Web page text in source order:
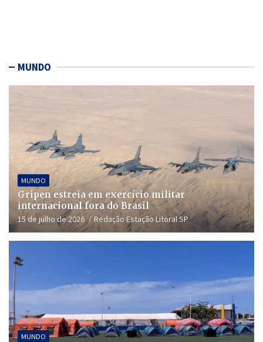
MUNDO
MUNDO
Gripen estreia em exercício militar
internacional fora do Brasil
15 de julho de 2026 Redação Estação Litoral SP
MUNDO